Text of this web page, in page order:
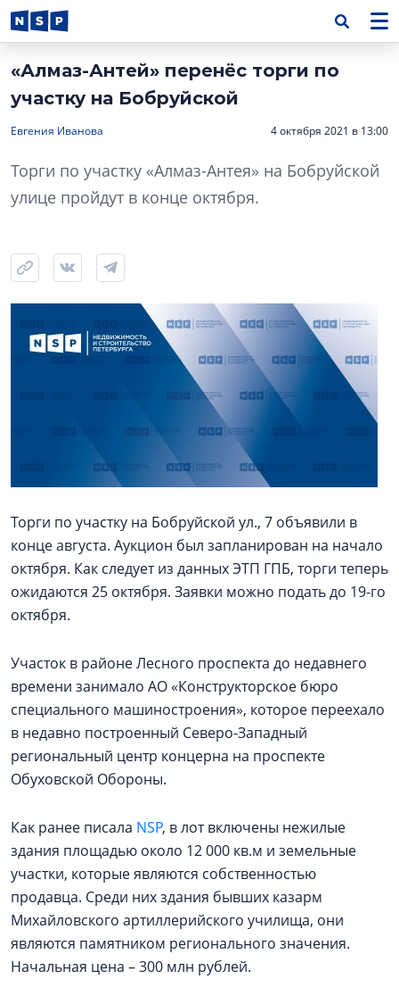
«Алмаз-Антей» перенёс торги по
участку на Бобруйской
Евгения Иванова 4 октября 2021 в 13:00
Торги по участку «Алмаз-Антея» на Бобруйской
улице пройдут в конце октября.
Торги по участку на Бобруйской ул., 7 объявили в
конце августа. Аукцион был запланирован на начало
октября. Как следует из данных ЭТП ГПБ, торги теперь
ожидаются 25 октября. Заявки можно подать до 19-го
октября.
Участок в районе Лесного проспекта до недавнего
времени занимало АО «Конструкторское бюро
специального машиностроения», которое переехало
в недавно построенный Северо-Западный
региональный центр концерна на проспекте
Обуховской Обороны.
Как ранее писала NSP, в лот включены нежилые
здания площадью около 12 000 кв.м и земельные
участки, которые являются собственностью
продавца. Среди них здания бывших казарм
Михайловского артиллерийского училища, они
являются памятником регионального значения.
Начальная цена – 300 млн рублей.